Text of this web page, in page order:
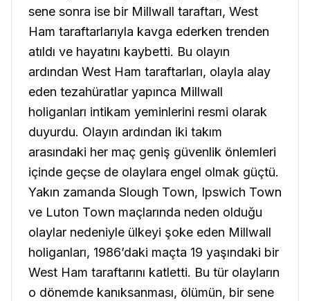
sene sonra ise bir Millwall taraftarı, West
Ham taraftarlarıyla kavga ederken trenden
atıldı ve hayatını kaybetti. Bu olayın
ardından West Ham taraftarları, olayla alay
eden tezahüratlar yapınca Millwall
holiganları intikam yeminlerini resmi olarak
duyurdu. Olayın ardından iki takım
arasındaki her maç geniş güvenlik önlemleri
içinde geçse de olaylara engel olmak güçtü.
Yakın zamanda Slough Town, Ipswich Town
ve Luton Town maçlarında neden olduğu
olaylar nedeniyle ülkeyi şoke eden Millwall
holiganları, 1986’daki maçta 19 yaşındaki bir
West Ham taraftarını katletti. Bu tür olayların
o dönemde kanıksanması, ölümün, bir sene